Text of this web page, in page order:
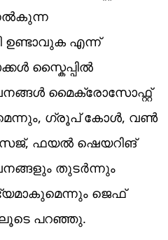
ഉണ്ടാവുക എന്ന്
സ്കൈപ്പിൽ
മൈക്രോസോഫ്റ്റ്
ഗ്രൂപ് കോൾ, വൺ
ഫയൽ ഷെയറിങ്
തുടർന്നും
ജെഫ്
പറഞ്ഞു.